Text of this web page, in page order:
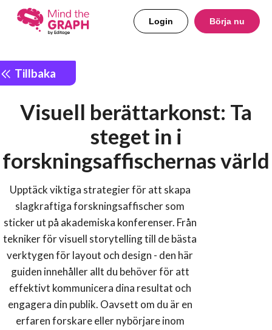
Login Börja nu
Tillbaka
Visuell berättarkonst: Ta
steget in i
forskningsaffischernas värld
Upptäck viktiga strategier för att skapa
slagkraftiga forskningsaffischer som
sticker ut på akademiska konferenser. Från
tekniker för visuell storytelling till de bästa
verktygen för layout och design - den här
guiden innehåller allt du behöver för att
effektivt kommunicera dina resultat och
engagera din publik. Oavsett om du är en
erfaren forskare eller nybörjare inom